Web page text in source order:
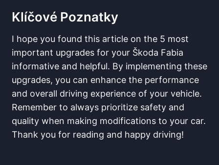
Klíčové Poznatky
I hope you found this article on the 5 most
important upgrades for your Škoda Fabia
informative and helpful. By implementing these
upgrades, you can enhance the performance
and overall driving experience of your vehicle.
Remember to always prioritize safety and
quality when making modifications to your car.
Thank you for reading and happy driving!